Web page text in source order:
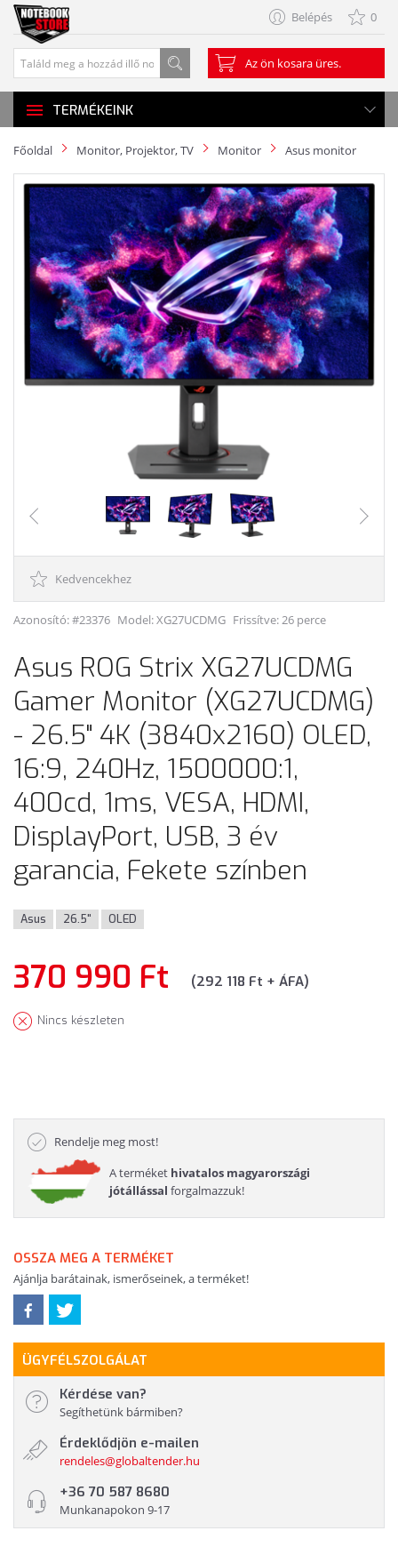
Belépés 0
Az ön kosara üres.
TERMÉKEINK
Főoldal Monitor, Projektor, TV Monitor Asus monitor
Kedvencekhez
Azonosító: #23376 Model:XG27UCDMG Frissítve: 26 perce
Asus ROG Strix XG27UCDMG
Gamer Monitor (XG27UCDMG)
- 26.5" 4K (3840x2160) OLED,
16:9, 240Hz, 1500000:1,
400cd, 1ms, VESA, HDMI,
DisplayPort, USB, 3 év
garancia, Fekete színben
Asus 26.5" OLED
370 990 Ft (292 118 Ft + ÁFA)
Nincs készleten
Rendelje meg most!
A terméket hivatalos magyarországi
jótállással forgalmazzuk!
OSSZA MEG A TERMÉKET
Ajánlja barátainak, ismerőseinek, a terméket!
ÜGYFÉLSZOLGÁLAT
Kérdése van?
Segíthetünk bármiben?
Érdeklődjön e-mailen
rendeles@globaltender.hu
+36 70 587 8680
Munkanapokon 9-17